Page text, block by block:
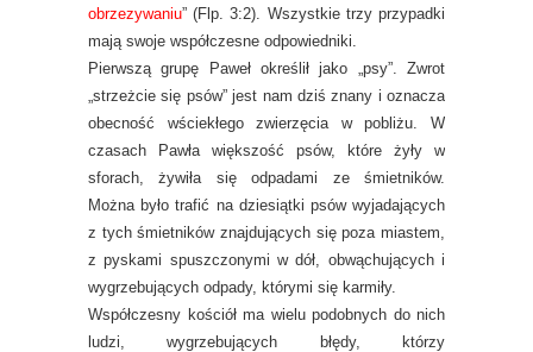
obrzezywaniu” (Flp. 3:2). Wszystkie trzy przypadki
mają swoje współczesne odpowiedniki.
Pierwszą grupę Paweł określił jako „psy”. Zwrot
„strzeżcie się psów” jest nam dziś znany i oznacza
obecność wściekłego zwierzęcia w pobliżu. W
czasach Pawła większość psów, które żyły w
sforach, żywiła się odpadami ze śmietników.
Można było trafić na dziesiątki psów wyjadających
z tych śmietników znajdujących się poza miastem,
z pyskami spuszczonymi w dół, obwąchujących i
wygrzebujących odpady, którymi się karmiły.
Współczesny kościół ma wielu podobnych do nich
ludzi, wygrzebujących błędy, którzy